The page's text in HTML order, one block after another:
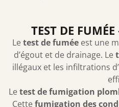
TEST DE
Letest de fuméeest une
d’égout et de drainage. Le
illégaux et les infiltrations
Letest de fumigation
Cettefumigation des